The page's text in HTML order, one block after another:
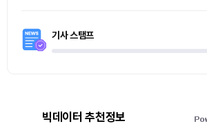
기사 스탬프
빅데이터 추천정보